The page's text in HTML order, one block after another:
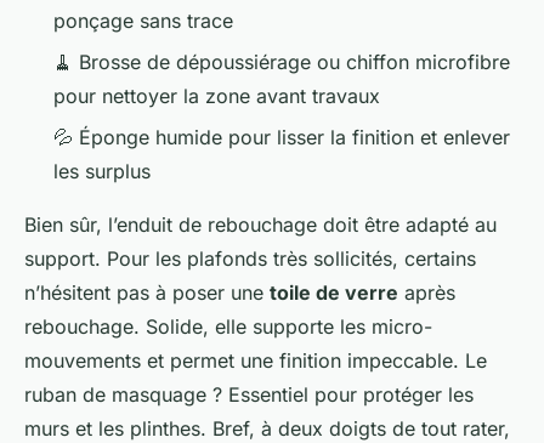
ponçage sans trace
🧹 Brosse de dépoussiérage ou chiffon microfibre
pour nettoyer la zone avant travaux
💦 Éponge humide pour lisser la finition et enlever
les surplus
Bien sûr, l’enduit de rebouchage doit être adapté au
support. Pour les plafonds très sollicités, certains
n’hésitent pas à poser une toile de verre après
rebouchage. Solide, elle supporte les micro-
mouvements et permet une finition impeccable. Le
ruban de masquage ? Essentiel pour protéger les
murs et les plinthes. Bref, à deux doigts de tout rater,